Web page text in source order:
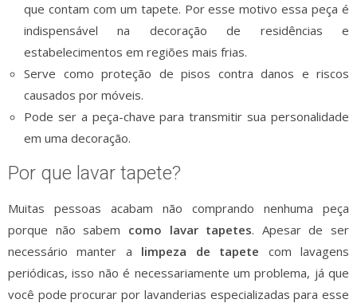
que contam com um tapete. Por esse motivo essa peça é
indispensável na decoração de residências e
estabelecimentos em regiões mais frias.
Serve como proteção de pisos contra danos e riscos
causados por móveis.
Pode ser a peça-chave para transmitir sua personalidade
em uma decoração.
Por que lavar tapete?
Muitas pessoas acabam não comprando nenhuma peça
porque não sabem como lavar tapetes. Apesar de ser
necessário manter a limpeza de tapete com lavagens
periódicas, isso não é necessariamente um problema, já que
você pode procurar por lavanderias especializadas para esse